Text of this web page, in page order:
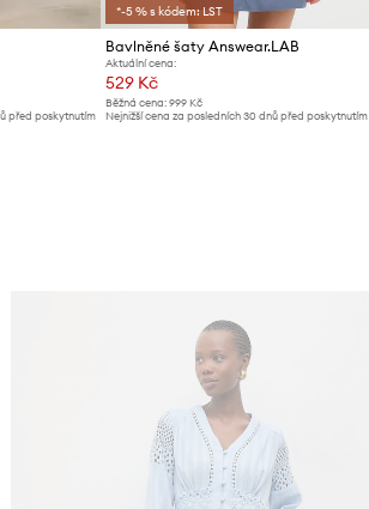
před poskytnutím
*-5 % s kódem: LST
Bavlněné šaty Answear.LAB
Aktuální cena:
529 Kč
Běžná cena: 999 Kč
Nejnižší cena za posledních 30 dnů před poskytnutím